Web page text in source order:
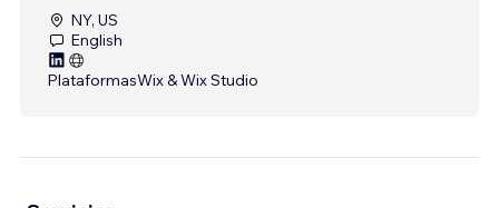
NY, US
English
PlataformasWix & Wix Studio